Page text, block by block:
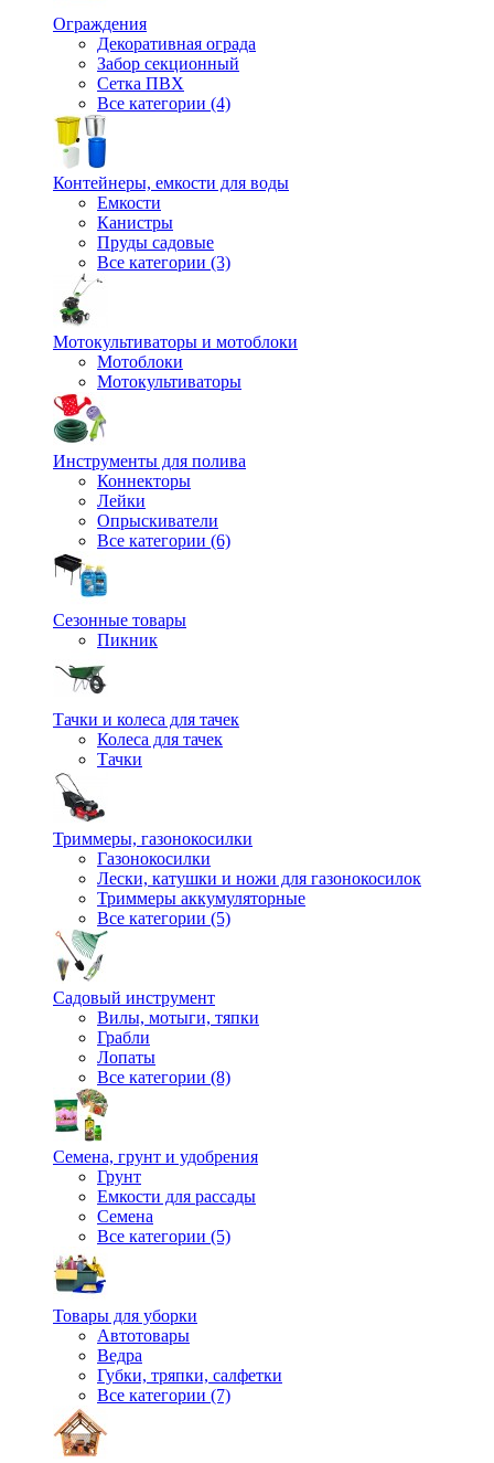
Ограждения
Декоративная ограда
Забор секционный
Сетка ПВХ
Все категории (4)
Контейнеры, емкости для воды
Емкости
Канистры
Пруды садовые
Все категории (3)
Мотокультиваторы и мотоблоки
Мотоблоки
Мотокультиваторы
Инструменты для полива
Коннекторы
Лейки
Опрыскиватели
Все категории (6)
Сезонные товары
Пикник
Тачки и колеса для тачек
Колеса для тачек
Тачки
Триммеры, газонокосилки
Газонокосилки
Лески, катушки и ножи для газонокосилок
Триммеры аккумуляторные
Все категории (5)
Садовый инструмент
Вилы, мотыги, тяпки
Грабли
Лопаты
Все категории (8)
Семена, грунт и удобрения
Грунт
Емкости для рассады
Семена
Все категории (5)
Товары для уборки
Автотовары
Ведра
Губки, тряпки, салфетки
Все категории (7)